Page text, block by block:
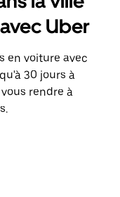
Uber
en voiture avec
30 jours à
rendre à